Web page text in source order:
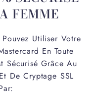
FEMME
Utiliser Votre
En Toute
Sécurisé Grâce Au
De Cryptage SSL